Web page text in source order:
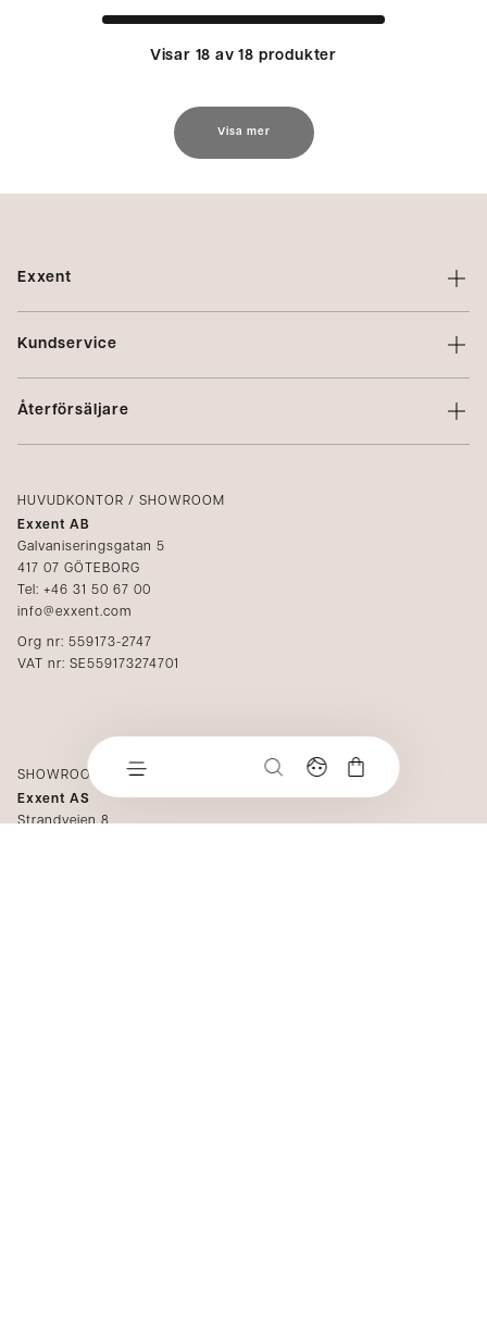
Visar 18 av 18 produkter
Visa mer
Exxent
Om Exxent
Profilering
Integritetspolicy
Kundservice
Kontakta oss
Återförsäljare
Kataloger
Mediabank
Bli återförsäljare
HUVUDKONTOR / SHOWROOM
Exxent AB
Galvaniseringsgatan 5
417 07 GÖTEBORG
Tel: +46 31 50 67 00
info@exxent.com
Org nr: 559173-2747
VAT nr: SE559173274701
SHOWROOM NORGE
Exxent AS
Strandveien 8